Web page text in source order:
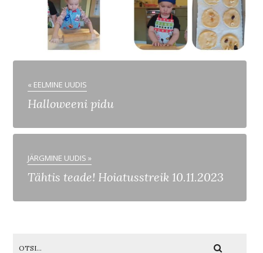
« EELMINE UUDIS
Halloweeni pidu
JÄRGMINE UUDIS »
Tähtis teade! Hoiatusstreik 10.11.2023